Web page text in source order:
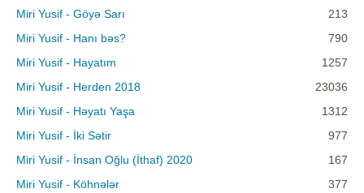
Miri Yusif - Göyə Sarı
213
Miri Yusif - Hanı bəs?
790
Miri Yusif - Hayatım
1257
Miri Yusif - Herden 2018
23036
Miri Yusif - Həyatı Yaşa
1312
Miri Yusif - İki Sətir
977
Miri Yusif - İnsan Oğlu (İthaf) 2020
167
Miri Yusif - Köhnələr
377